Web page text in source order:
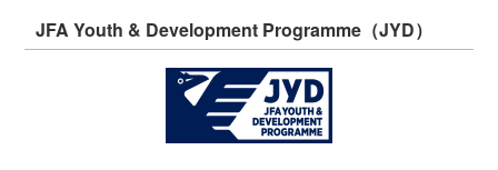
JFA Youth & Development Programme（JYD）